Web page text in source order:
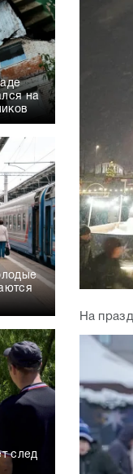
на
след
На